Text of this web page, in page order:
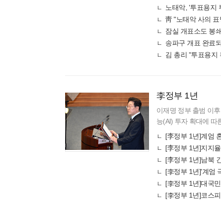
노태악, '투표용지
靑 "노태악 사의
잠실 개표소도 봉
송파구 개표 완료
김 총리 "투표용
李정부 1년
이재명 정부 출범 이
능(AI) 투자 확대에 따
었다. 산업계는 통상
[李정부 1년]지지
[李정부 1년]남북
[李정부 1년]코스